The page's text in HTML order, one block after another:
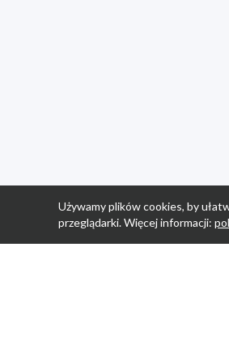
Używamy plików cookies, by
przeglądarki. Więcej informacji: